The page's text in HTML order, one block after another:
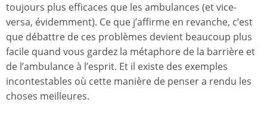
toujours plus efficaces que les ambulances (et vice-
versa, évidemment). Ce que j’affirme en revanche, c’est
que débattre de ces problèmes devient beaucoup plus
facile quand vous gardez la métaphore de la barrière et
de l’ambulance à l’esprit. Et il existe des exemples
incontestables où cette manière de penser a rendu les
choses meilleures.